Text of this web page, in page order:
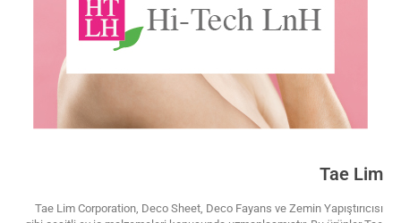
Tae Lim
Tae Lim Corporation, Deco Sheet, Deco Fayans ve Zemin Yapıştırıcısı